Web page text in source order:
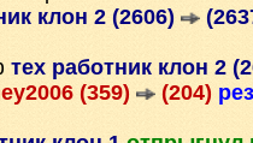
клон 2 (2606)
тех работник клон 2
(359) (204)